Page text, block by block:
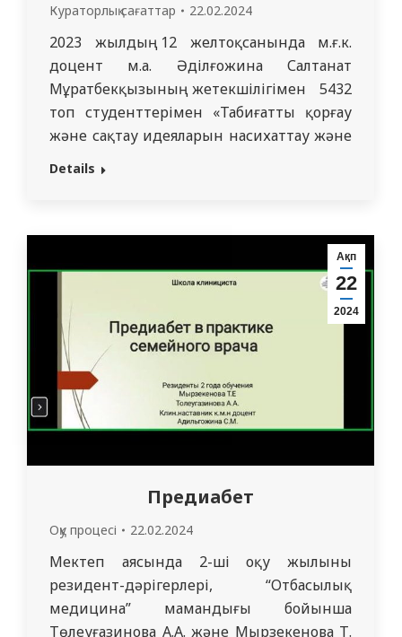
Кураторлық сағаттар 22.02.2024
2023 жылдың 12 желтоқсанында м.ғ.к.
доцент м.а. Әділғожина Салтанат
Мұратбекқызының жетекшілігімен 5432
топ студенттерімен «Табиғатты қорғау
және сақтау идеяларын насихаттау және
түсіндіру» тақырыбында кураторлық
сонымен қатар, қазіргі кездегі
Қазақстанның экологиясының өзекті
мәселелерін белсенді түрде талқылады.
Талқылау барысында көтерілген өзекті
мәселелердің бірі ядролық сынақ алаңы…
Details
Ақп
22
2024
Предиабет
Оқу процесі 22.02.2024
Мектеп аясында 2-ші оқу жылының
резидент-дәрігерлері, “Отбасылық
медицина” мамандығы бойынша
Төлеуғазинова А.А. және Мырзекенова Т.